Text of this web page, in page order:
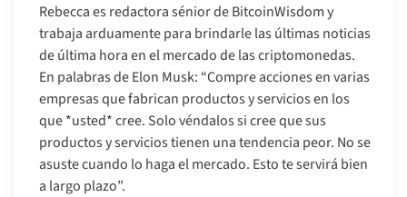
Rebecca es redactora sénior de BitcoinWisdom y
trabaja arduamente para brindarle las últimas noticias
de última hora en el mercado de las criptomonedas.
En palabras de Elon Musk: “Compre acciones en varias
empresas que fabrican productos y servicios en los
que *usted* cree. Solo véndalos si cree que sus
productos y servicios tienen una tendencia peor. No se
asuste cuando lo haga el mercado. Esto te servirá bien
a largo plazo”.